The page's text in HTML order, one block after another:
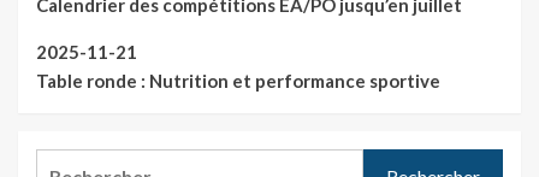
Calendrier des compétitions EA/PO jusqu’en juillet
2025-11-21
Table ronde : Nutrition et performance sportive